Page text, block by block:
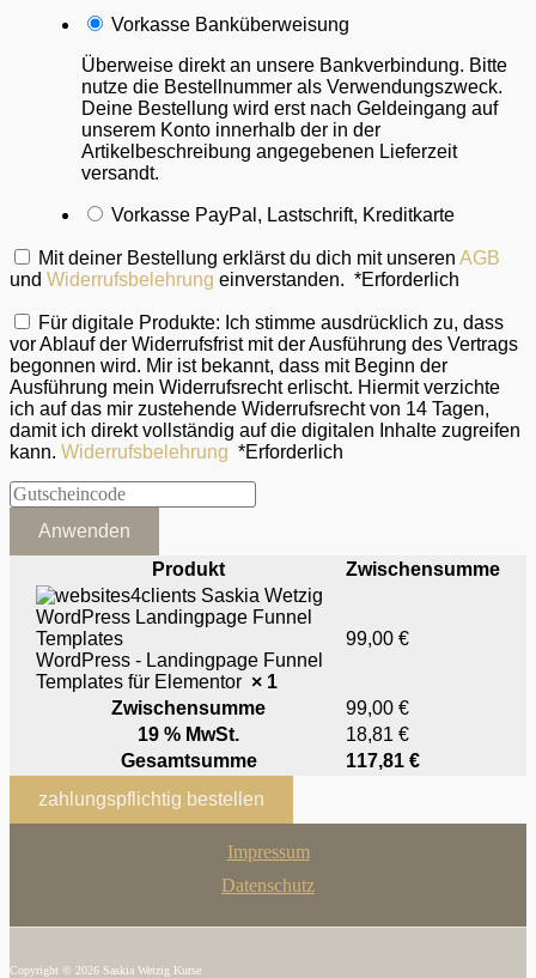
Vorkasse Banküberweisung
Überweise direkt an unsere Bankverbindung. Bitte
nutze die Bestellnummer als Verwendungszweck.
Deine Bestellung wird erst nach Geldeingang auf
unserem Konto innerhalb der in der
Artikelbeschreibung angegebenen Lieferzeit
versandt.
Vorkasse PayPal, Lastschrift, Kreditkarte
Mit deiner Bestellung erklärst du dich mit unseren AGB
und Widerrufsbelehrung einverstanden. *Erforderlich
Für digitale Produkte: Ich stimme ausdrücklich zu, dass
vor Ablauf der Widerrufsfrist mit der Ausführung des Vertrags
begonnen wird. Mir ist bekannt, dass mit Beginn der
Ausführung mein Widerrufsrecht erlischt. Hiermit verzichte
ich auf das mir zustehende Widerrufsrecht von 14 Tagen,
damit ich direkt vollständig auf die digitalen Inhalte zugreifen
kann. Widerrufsbelehrung *Erforderlich
Anwenden
Produkt
Zwischensumme
WordPress - Landingpage Funnel
Templates für Elementor × 1
99,00 €
Zwischensumme 99,00 €
19 % MwSt.
18,81 €
Gesamtsumme
117,81 €
zahlungspflichtig bestellen
Impressum
Datenschutz
Copyright © 2026 Saskia Wetzig Kurse